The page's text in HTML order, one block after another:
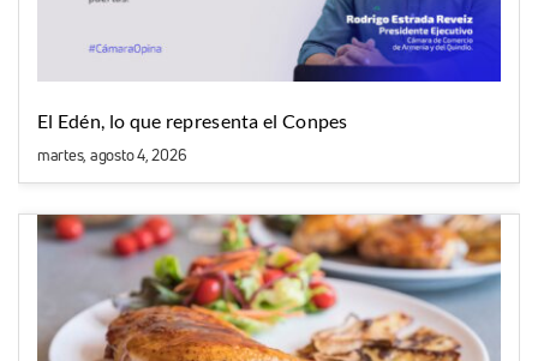
El Edén, lo que representa el Conpes
martes, agosto 4, 2026